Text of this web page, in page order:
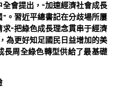
會提出，“加速經濟社會成長
。習近平總書記在分歧場所屢
“把綠色成長理念貫串于經濟
為更好知足國民日益增加的美
長周全綠色轉型供給了最基礎